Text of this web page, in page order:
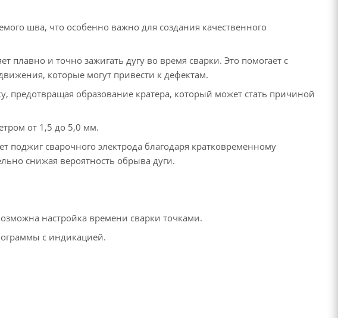
шва, что особенно важно для создания качественного
плавно и точно зажигать дугу во время сварки. Это помогает с
которые могут привести к дефектам.
предотвращая образование кратера, который может стать причиной
от 1,5 до 5,0 мм.
поджиг сварочного электрода благодаря кратковременному
снижая вероятность обрыва дуги.
настройка времени сварки точками.
с индикацией.